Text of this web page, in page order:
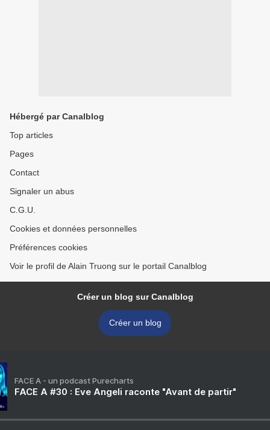
Hébergé par Canalblog
Top articles
Pages
Contact
Signaler un abus
C.G.U.
Cookies et données personnelles
Préférences cookies
Voir le profil de Alain Truong sur le portail Canalblog
Créer un blog sur Canalblog
Créer un blog
FACE A - un podcast Purecharts
FACE A #30 : Eve Angeli raconte "Avant de partir"